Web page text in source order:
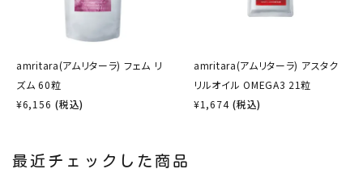
amritara(アムリターラ) フェム リ
ズム 60粒
¥6,156 (税込)
amritara(アムリターラ) アスタク
リルオイル OMEGA3 21粒
¥1,674 (税込)
最近チェックした商品